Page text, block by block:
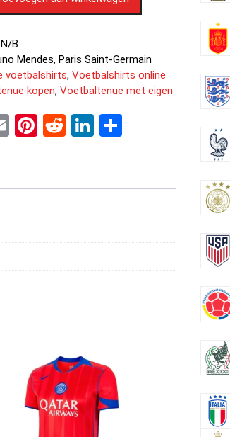
N/B
Mendes, Paris Saint-Germain
voetbalshirts, Voetbalshirts online
kopen, Voetbaltenue met eigen
E Pi
es
R
di
Li
dI
D
n